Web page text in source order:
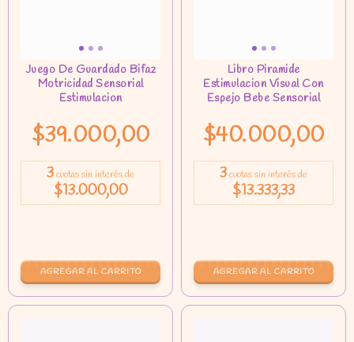
$39.000,00
3cuotas sin interés de
$13.000,00
AGREGAR AL CARRITO
$40.000,00
3cuotas sin interés de
$13.333,33
AGREGAR AL CARRITO